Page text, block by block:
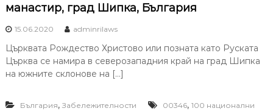
манастир, град Шипка, България
15.06.2020 adminrilaws
Църквата Рождество Христово или позната като Руската
Църква се намира в северозападния край на град Шипка
на южните склонове на […]
България, Забележителности 00346, 100 национални